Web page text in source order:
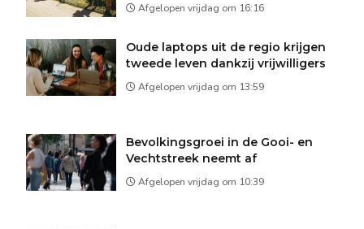
Afgelopen vrijdag om 16:16
Oude laptops uit de regio krijgen
tweede leven dankzij vrijwilligers
Afgelopen vrijdag om 13:59
Bevolkingsgroei in de Gooi- en
Vechtstreek neemt af
Afgelopen vrijdag om 10:39